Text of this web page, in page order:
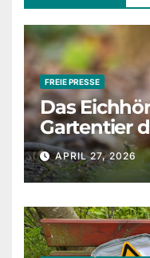
FREIE PRESSE
Das
Gartentier
APRIL 27, 2026